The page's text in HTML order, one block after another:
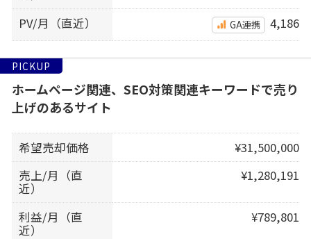
PV/月（直近） GA連携 4,186
PICKUP
ホームページ関連、SEO対策関連キーワードで売り
上げのあるサイト
希望売却価格
¥31,500,000
売上/月（直
近）
¥1,280,191
利益/月（直
近）
¥789,801